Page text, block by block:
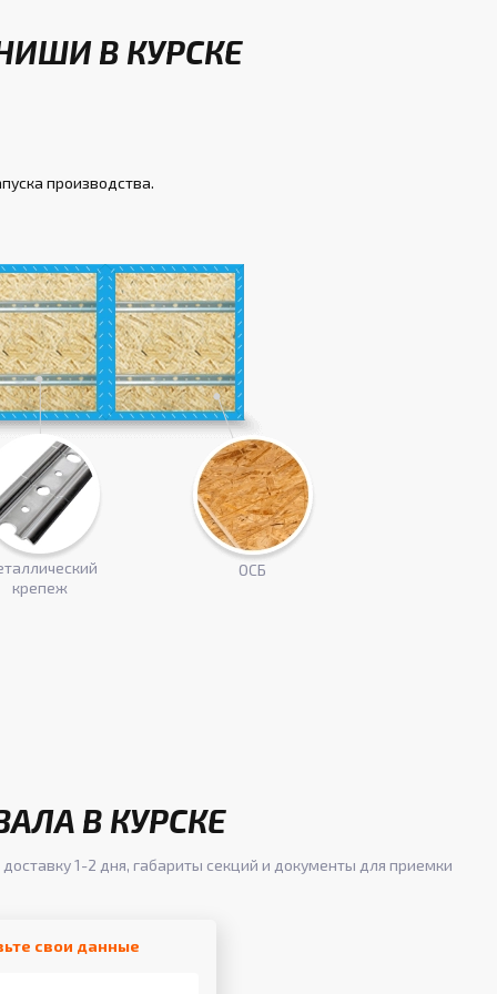
В КУРСКЕ
производства.
крепеж
ОСБ
В КУРСКЕ
1-2 дня, габариты секций и документы для приемки
свои данные